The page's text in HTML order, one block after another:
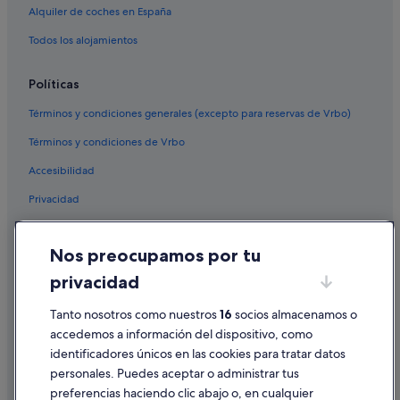
Hoteles cerca de Parque Tecnológico Tecnópole
Alquiler de coches en España
Todos los alojamientos
Políticas
Términos y condiciones generales (excepto para reservas de Vrbo)
Términos y condiciones de Vrbo
Accesibilidad
Privacidad
Condiciones de uso
Información legal/contacto
Pautas sobre el contenido y cómo denunciar contenido
Ayuda
Nos preocupamos por tu
privacidad
Tanto nosotros como nuestros16 socios almacenamos o
accedemos a información del dispositivo, como
identificadores únicos en las cookies para tratar datos
personales. Puedes aceptar o administrar tus
preferencias haciendo clic abajo o, en cualquier